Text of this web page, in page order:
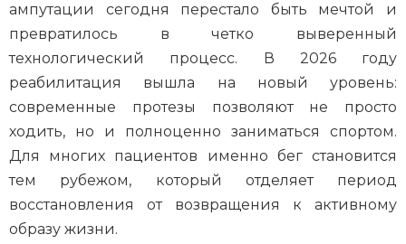
ампутации сегодня перестало быть мечтой и
превратилось в четко выверенный
технологический процесс. В 2026 году
реабилитация вышла на новый уровень:
современные протезы позволяют не просто
ходить, но и полноценно заниматься спортом.
Для многих пациентов именно бег становится
тем рубежом, который отделяет период
восстановления от возвращения к активному
образу жизни.